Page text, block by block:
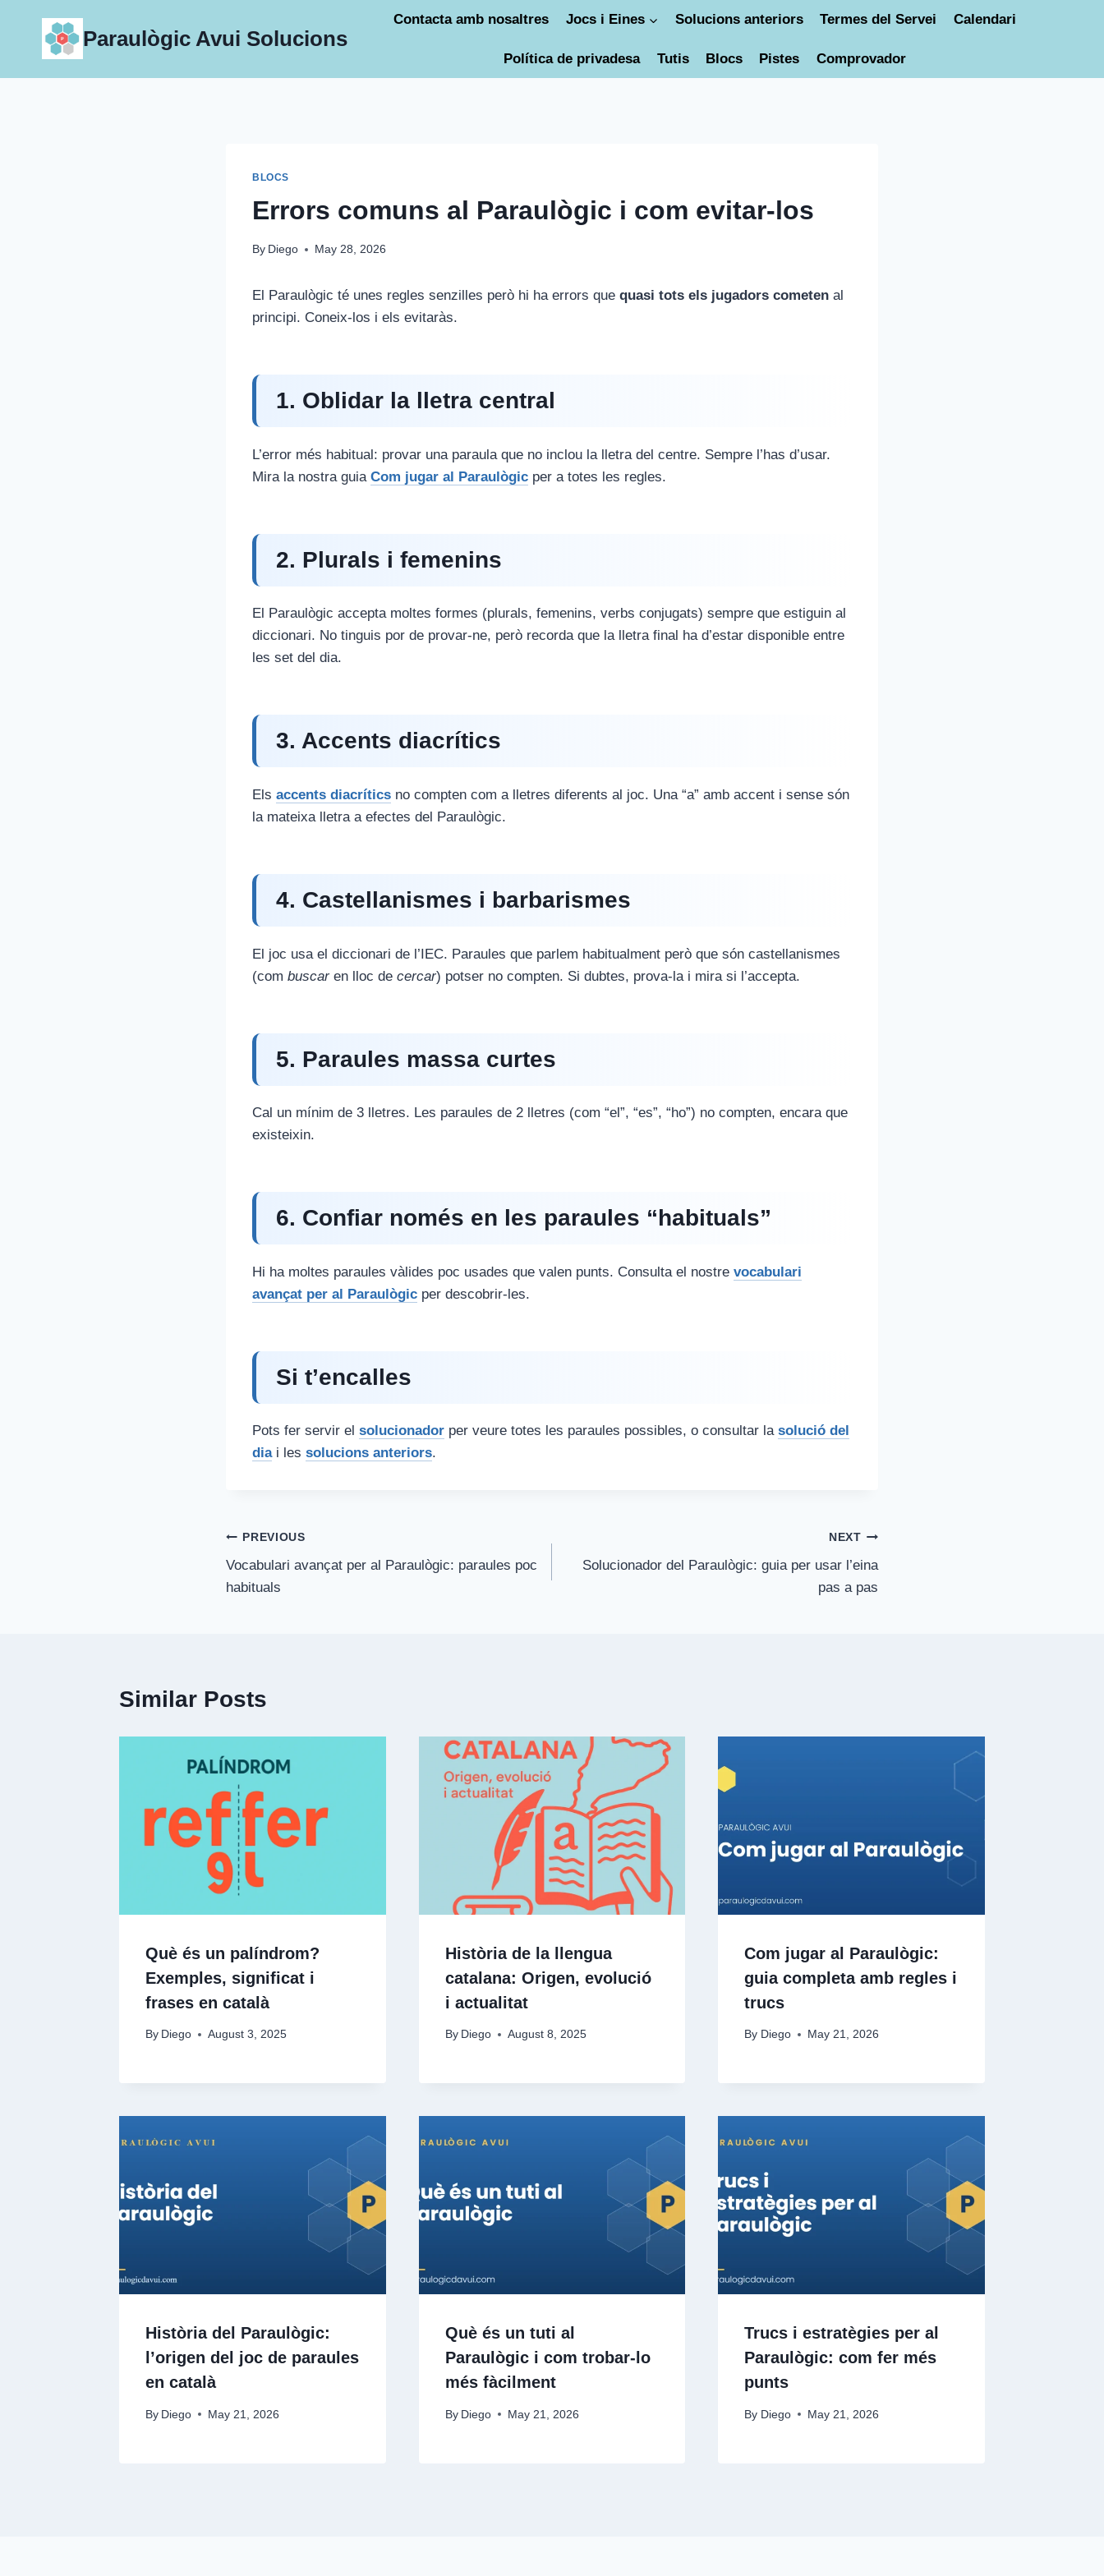
Paraulògic Avui Solucions
Contacta amb nosaltres Jocs i Eines Solucions anteriors Termes del Servei Calendari
Política de privadesa Tutis Blocs Pistes Comprovador
BLOCS
Errors comuns al Paraulògic i com evitar-los
By Diego May 28, 2026
El Paraulògic té unes regles senzilles però hi ha errors que quasi tots els jugadors cometen al
principi. Coneix-los i els evitaràs.
1. Oblidar la lletra central
L’error més habitual: provar una paraula que no inclou la lletra del centre. Sempre l’has d’usar.
Mira la nostra guia Com jugar al Paraulògic per a totes les regles.
2. Plurals i femenins
El Paraulògic accepta moltes formes (plurals, femenins, verbs conjugats) sempre que estiguin al
diccionari. No tinguis por de provar-ne, però recorda que la lletra final ha d’estar disponible entre
les set del dia.
3. Accents diacrítics
Els accents diacrítics no compten com a lletres diferents al joc. Una “a” amb accent i sense són
la mateixa lletra a efectes del Paraulògic.
4. Castellanismes i barbarismes
El joc usa el diccionari de l’IEC. Paraules que parlem habitualment però que són castellanismes
(com buscaren lloc de cercar) potser no compten. Si dubtes, prova-la i mira si l’accepta.
5. Paraules massa curtes
Cal un mínim de 3 lletres. Les paraules de 2 lletres (com “el”, “es”, “ho”) no compten, encara que
existeixin.
6. Confiar només en les paraules “habituals”
Hi ha moltes paraules vàlides poc usades que valen punts. Consulta el nostre vocabulari
avançat per al Paraulògic per descobrir-les.
Si t’encalles
Pots fer servir el solucionador per veure totes les paraules possibles, o consultar la solució del
diai les solucions anteriors.
Post
navigation
PREVIOUS
Vocabulari avançat per al Paraulògic: paraules poc
habituals
NEXT
Solucionador del Paraulògic: guia per usar l’eina
pas a pas
Similar Posts
Què és un palíndrom?
Exemples, significat i
frases en català
By Diego August 3, 2025
Història de la llengua
catalana: Origen, evolució
i actualitat
By Diego August 8, 2025
Com jugar al Paraulògic:
guia completa amb regles i
trucs
By Diego May 21, 2026
Història del Paraulògic:
l’origen del joc de paraules
en català
By Diego May 21, 2026
Què és un tuti al
Paraulògic i com trobar-lo
més fàcilment
By Diego May 21, 2026
Trucs i estratègies per al
Paraulògic: com fer més
punts
By Diego May 21, 2026